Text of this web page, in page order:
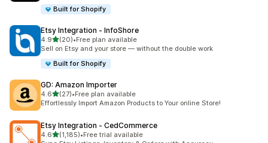
Built for Shopify
Etsy Integration ‑ InfoShore
4.95つ星中
(20)
合計レビュー数：20件
•Free plan available
Sell on Etsy and your store — without the double work
Built for Shopify
GD: Amazon Importer
4.65つ星中
(27)
合計レビュー数：27件
•Free plan available
Effortlessly Import Amazon Products to Your online Store!
Etsy Integration ‑ CedCommerce
4.65つ星中
(1,185)
合計レビュー数：1185件
•Free trial available